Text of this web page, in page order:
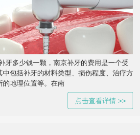
牙多少钱一颗，南京补牙的费用是一个受
中包括补牙的材料类型、损伤程度、治疗方
的地理位置等。在南
点击查看详情 >>